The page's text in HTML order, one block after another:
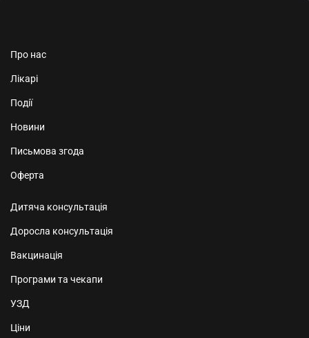
Про нас
Лікарі
Події
Новини
Письмова згода
Оферта
Дитяча консультація
Доросла консультація
Вакцинація
Програми та чекапи
УЗД
Ціни